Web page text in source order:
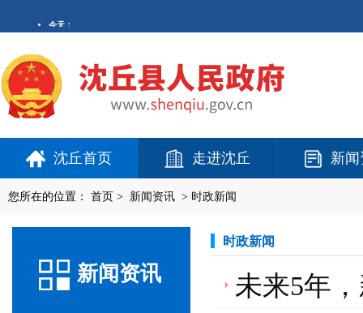
沈丘首页 走进沈丘 新
您所在的位置： 首页 > 新闻资讯 > 时政新闻
新闻资讯
时政新闻
未来5年